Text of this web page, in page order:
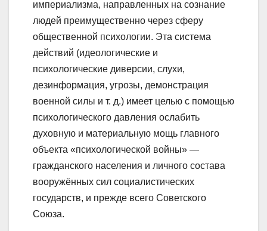
империализма, направленных на сознание
людей преимущественно через сферу
общественной психологии. Эта система
действий (идеологические и
психологические диверсии, слухи,
дезинформация, угрозы, демонстрация
военной силы и т. д.) имеет целью с помощью
психологического давления ослабить
духовную и материальную мощь главного
объекта «психологической войны» —
гражданского населения и личного состава
вооружённых сил социалистических
государств, и прежде всего Советского
Союза.